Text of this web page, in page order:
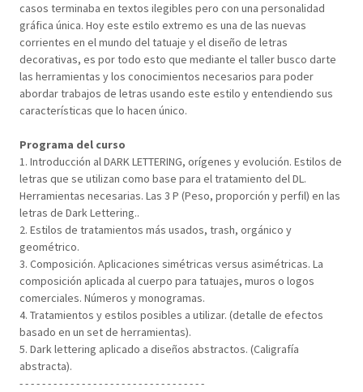
casos terminaba en textos ilegibles pero con una personalidad
gráfica única. Hoy este estilo extremo es una de las nuevas
corrientes en el mundo del tatuaje y el diseño de letras
decorativas, es por todo esto que mediante el taller busco darte
las herramientas y los conocimientos necesarios para poder
abordar trabajos de letras usando este estilo y entendiendo sus
características que lo hacen único.
Programa del curso
1. Introducción al DARK LETTERING, orígenes y evolución. Estilos de
letras que se utilizan como base para el tratamiento del DL.
Herramientas necesarias. Las 3 P (Peso, proporción y perfil) en las
letras de Dark Lettering..
2. Estilos de tratamientos más usados, trash, orgánico y
geométrico.
3. Composición. Aplicaciones simétricas versus asimétricas. La
composición aplicada al cuerpo para tatuajes, muros o logos
comerciales. Números y monogramas.
4. Tratamientos y estilos posibles a utilizar. (detalle de efectos
basado en un set de herramientas).
5. Dark lettering aplicado a diseños abstractos. (Caligrafía
abstracta).
- - - - - - - - - - - - - - - - - - - - - - - - - - - - - - - - -